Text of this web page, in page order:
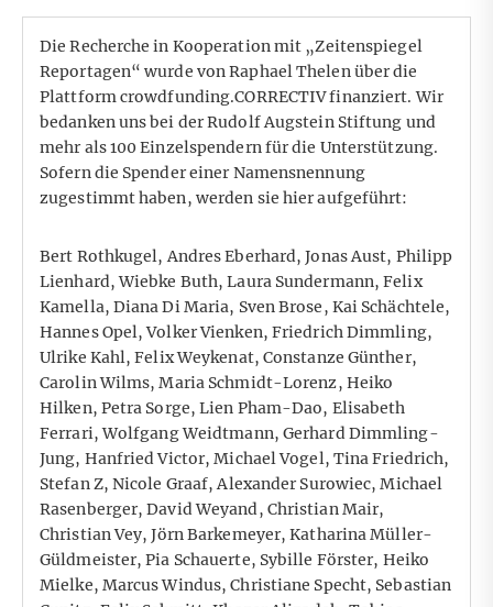
Die Recherche in Kooperation mit „Zeitenspiegel
Reportagen“ wurde von Raphael Thelen über die
Plattform crowdfunding.CORRECTIV finanziert. Wir
bedanken uns bei der Rudolf Augstein Stiftung und
mehr als 100 Einzelspendern für die Unterstützung.
Sofern die Spender einer Namensnennung
zugestimmt haben, werden sie hier aufgeführt:
Bert Rothkugel, Andres Eberhard, Jonas Aust, Philipp
Lienhard, Wiebke Buth, Laura Sundermann, Felix
Kamella, Diana Di Maria, Sven Brose, Kai Schächtele,
Hannes Opel, Volker Vienken, Friedrich Dimmling,
Ulrike Kahl, Felix Weykenat, Constanze Günther,
Carolin Wilms, Maria Schmidt-Lorenz, Heiko
Hilken, Petra Sorge, Lien Pham-Dao, Elisabeth
Ferrari, Wolfgang Weidtmann, Gerhard Dimmling-
Jung, Hanfried Victor, Michael Vogel, Tina Friedrich,
Stefan Z, Nicole Graaf, Alexander Surowiec, Michael
Rasenberger, David Weyand, Christian Mair,
Christian Vey, Jörn Barkemeyer, Katharina Müller-
Güldmeister, Pia Schauerte, Sybille Förster, Heiko
Mielke, Marcus Windus, Christiane Specht, Sebastian